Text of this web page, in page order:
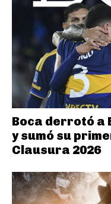
Boca derrotó a
y sumó su
Clausura 2026